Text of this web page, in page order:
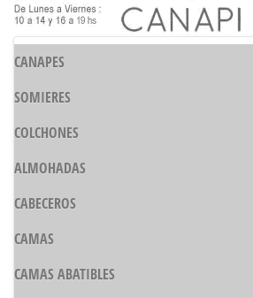
CANAPES
SOMIERES
COLCHONES
ALMOHADAS
CABECEROS
CAMAS
CAMAS ABATIBLES